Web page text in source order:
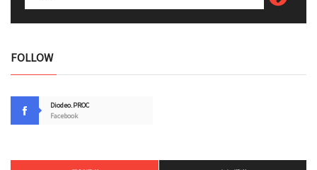
FOLLOW
Diodeo.PROC
Facebook